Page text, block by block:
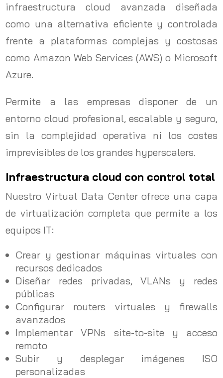
infraestructura cloud avanzada diseñada
como una alternativa eficiente y controlada
frente a plataformas complejas y costosas
como Amazon Web Services (AWS) o Microsoft
Azure.
Permite a las empresas disponer de un
entorno cloud profesional, escalable y seguro,
sin la complejidad operativa ni los costes
imprevisibles de los grandes hyperscalers.
Infraestructura cloud con control total
Nuestro Virtual Data Center ofrece una capa
de virtualización completa que permite a los
equipos IT:
Crear y gestionar máquinas virtuales con
recursos dedicados
Diseñar redes privadas, VLANs y redes
públicas
Configurar routers virtuales y firewalls
avanzados
Implementar VPNs site-to-site y acceso
remoto
Subir y desplegar imágenes ISO
personalizadas